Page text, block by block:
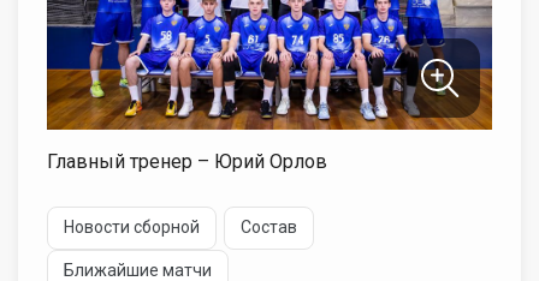
Главный тренер – Юрий Орлов
Новости сборной Состав
Ближайшие матчи